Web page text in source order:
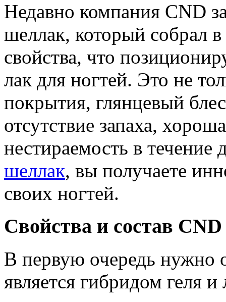
Недавно компания CND
шеллак, который собрал
свойства, что
лак для ногтей. Это не
покрытия, глянцевый
отсутствие запаха,
нестираемость в течение
шеллак, вы получаете
своих ногтей.
Свойства и состав
В первую очередь нужно
является гибридом геля